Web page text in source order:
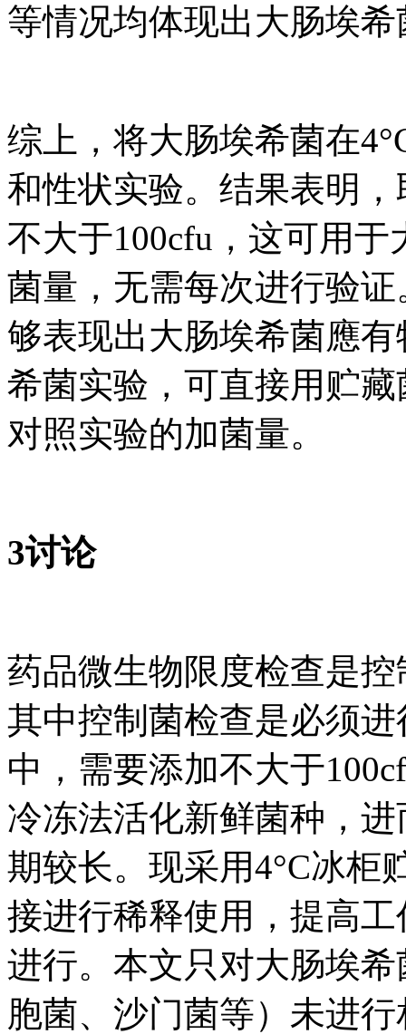
等情况均体现出大肠埃
综上，将大肠埃希菌在
和性状实验。结果表明
不大于100cfu，这可用
菌量，无需每次进行验
够表现出大肠埃希菌應
希菌实验，可直接用贮
对照实验的加菌量。
3讨论
药品微生物限度检查是
其中控制菌检查是必须
中，需要添加不大于
冷冻法活化新鲜菌种，
期较长。现采用4°C冰柜
接进行稀释使用，提高
进行。本文只对大肠埃
胞菌、沙门菌等）未进